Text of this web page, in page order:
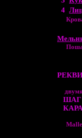
4
ШАГ